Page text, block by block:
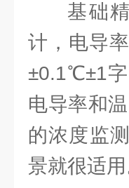
基础
计，电导
±0.1℃±1字
电导率和
的浓度监
景就很适用